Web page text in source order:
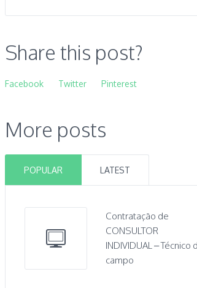
Share this post?
Facebook Twitter Pinterest
More posts
POPULAR LATEST
Contratação de
CONSULTOR
INDIVIDUAL – Técnico
campo